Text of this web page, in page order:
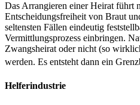
Das Arrangieren einer Heirat führt
Entscheidungs­freiheit von Braut
seltensten Fällen eindeutig
Vermittlungs­prozess einbringen.
Zwangsheirat oder nicht (so
werden. Es entsteht dann ein
Helferindustrie